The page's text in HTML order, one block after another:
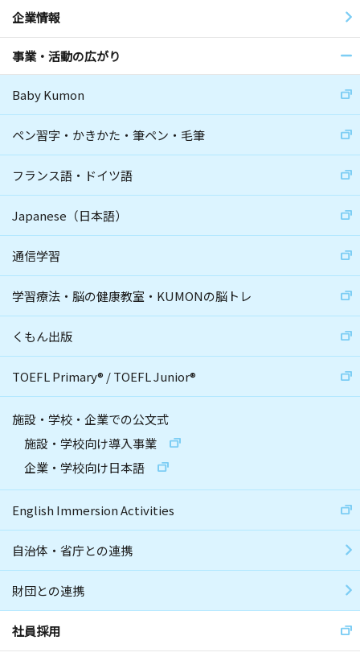
企業情報
事業・活動の広がり
Baby Kumon
ペン習字・かきかた・筆ペン・毛筆
フランス語・ドイツ語
Japanese（日本語）
通信学習
学習療法・脳の健康教室・KUMONの脳トレ
くもん出版
TOEFL Primary® /TOEFL Junior®
施設・学校・企業での公文式
施設・学校向け導入事業
企業・学校向け日本語
English Immersion Activities
自治体・省庁との連携
財団との連携
社員採用